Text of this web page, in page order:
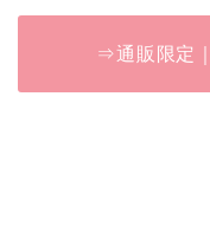
⇒通販限定